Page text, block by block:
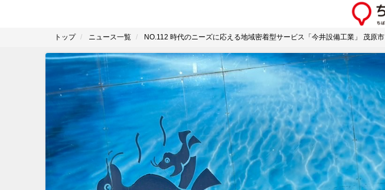
トップ ニュース一覧 NO.112 時代のニーズに応える地域密着型サービス「今井設備工業」 茂原市